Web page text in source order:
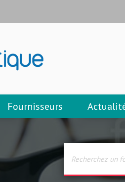
Fournisseurs